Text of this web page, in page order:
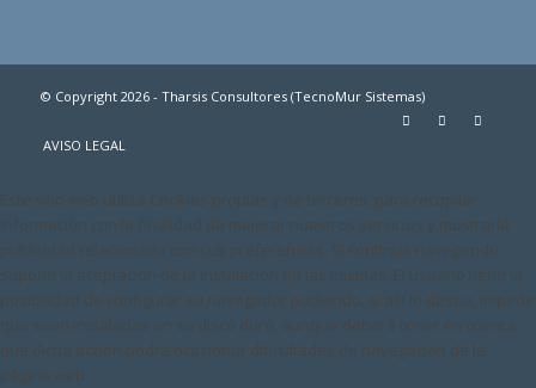
© Copyright 2026 - Tharsis Consultores (TecnoMur Sistemas)
AVISO LEGAL
Este sitio web utiliza Cookies propias y de terceros, para recopilar
información con la finalidad de mejorar nuestros servicios y mostrarle
publicidad relacionada con sus preferencias. Si continua navegando,
supone la aceptación de la instalación de las mismas. El usuario tiene la
posibilidad de configurar su navegador pudiendo, si así lo desea, impedir
que sean instaladas en su disco duro, aunque deberá tener en cuenta
que dicha acción podrá ocasionar dificultades de navegación de la
página web.